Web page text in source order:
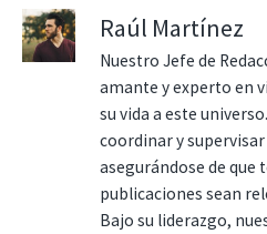
Raúl Martínez
Nuestro Jefe de
amante y experto en
su vida a este
coordinar y
asegurándose de que
publicaciones sean
Bajo su liderazgo,